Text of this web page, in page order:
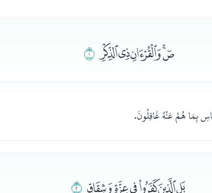
ﭑﭒﭓﭔﭕﭖ
بِمَا هُمْ عَنْهُ غَافِلُونَ.
ﭗﭘﭙﭚﭛﭜﭝ